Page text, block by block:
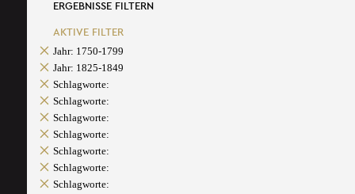
ERGEBNISSE FILTERN
AKTIVE FILTER
Jahr: 1750-1799
Jahr: 1825-1849
Schlagworte:
Schlagworte:
Schlagworte:
Schlagworte:
Schlagworte:
Schlagworte:
Schlagworte: